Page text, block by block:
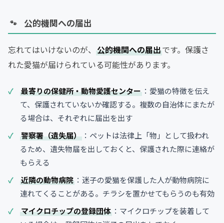
公的機関への届出
忘れてはいけないのが、 公的機関への届出です。保護さ
れた愛猫が届けられている可能性があります。
最寄りの保健所・動物愛護センター ：愛猫の特徴を伝え
て、保護されていないか確認する。複数の自治体にまたが
る場合は、それぞれに届出を出す
警察署（遺失届） ：ペットは法律上「物」として扱われ
るため、遺失物届を出しておくと、保護された際に連絡が
もらえる
近隣の動物病院 ：迷子の愛猫を保護した人が動物病院に
連れてくることがある。チラシを置かせてもらうのも有効
マイクロチップの登録団体 ：マイクロチップを装着して